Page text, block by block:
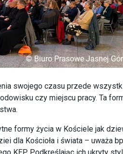
swojego czasu przede
czy miejscu pracy. Ta
formy życia w Kościele jak
dla Kościoła i świata – uważa